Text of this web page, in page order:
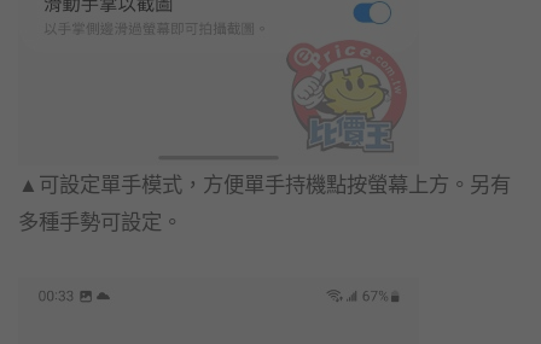
▲可設定單手模式，方便單手持機點按螢幕上方。另有
多種手勢可設定。